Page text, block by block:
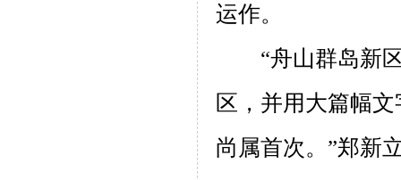
运作。
“舟山群岛新
区，并用大篇幅
尚属首次。”郑新